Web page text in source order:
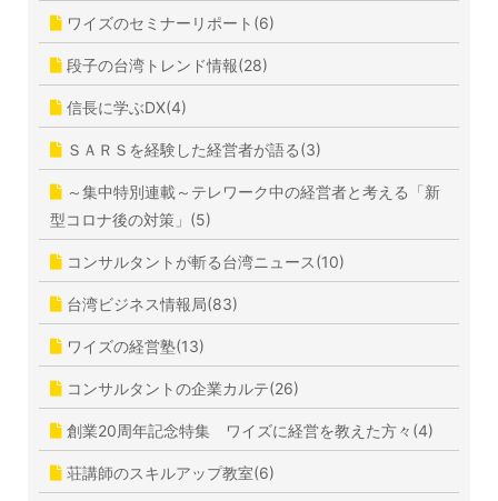
ワイズのセミナーリポート(6)
段子の台湾トレンド情報(28)
信長に学ぶDX(4)
ＳＡＲＳを経験した経営者が語る(3)
～集中特別連載～テレワーク中の経営者と考える「新
型コロナ後の対策」(5)
コンサルタントが斬る台湾ニュース(10)
台湾ビジネス情報局(83)
ワイズの経営塾(13)
コンサルタントの企業カルテ(26)
創業20周年記念特集 ワイズに経営を教えた方々(4)
荘講師のスキルアップ教室(6)